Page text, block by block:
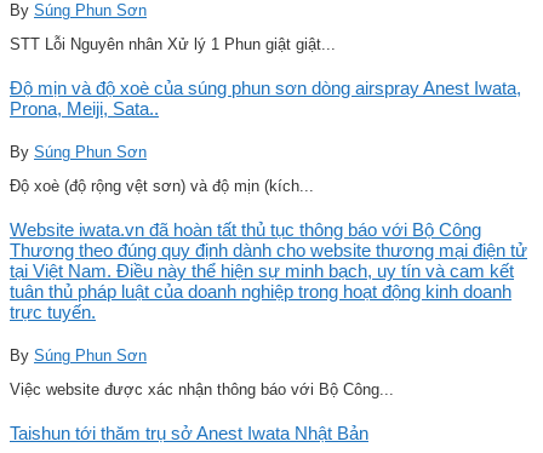
By Súng Phun Sơn
STT Lỗi Nguyên nhân Xử lý 1 Phun giật giật...
Độ mịn và độ xoè của súng phun sơn dòng airspray Anest Iwata,
Prona, Meiji, Sata..
By Súng Phun Sơn
Độ xoè (độ rộng vệt sơn) và độ mịn (kích...
Website iwata.vn đã hoàn tất thủ tục thông báo với Bộ Công
Thương theo đúng quy định dành cho website thương mại điện tử
tại Việt Nam. Điều này thể hiện sự minh bạch, uy tín và cam kết
tuân thủ pháp luật của doanh nghiệp trong hoạt động kinh doanh
trực tuyến.
By Súng Phun Sơn
Việc website được xác nhận thông báo với Bộ Công...
Taishun tới thăm trụ sở Anest Iwata Nhật Bản